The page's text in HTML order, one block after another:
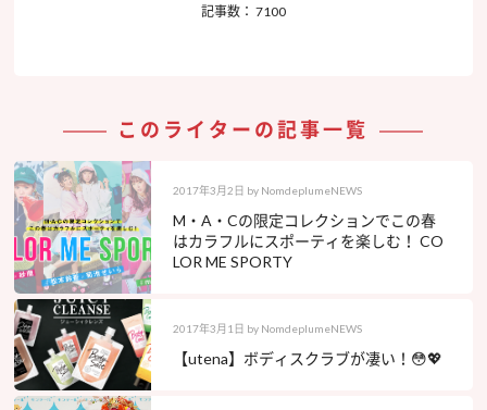
記事数： 7100
このライターの記事一覧
2017年3月2日 by NomdeplumeNEWS
M・A・Cの限定コレクションでこの春
はカラフルにスポーティを楽しむ！ CO
LOR ME SPORTY
2017年3月1日 by NomdeplumeNEWS
【utena】ボディスクラブが凄い！😳💖